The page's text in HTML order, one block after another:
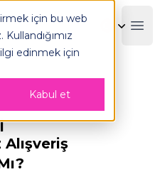
için bu web
edinmek için
Kabul et
Alışveriş